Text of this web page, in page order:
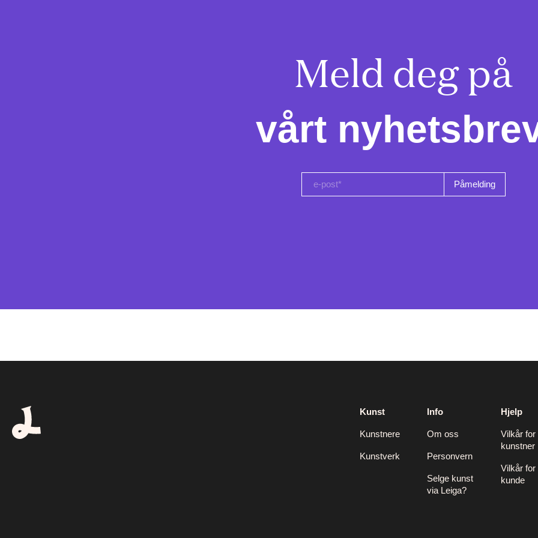
Meld deg på
vårt
e-post*
Kunst
Kunstnere
Kunstverk
Info
Om oss
Personvern
Selge kunst
via Leiga?
Hjelp
Vilkår for
kunstner
Vilkår for
kunde